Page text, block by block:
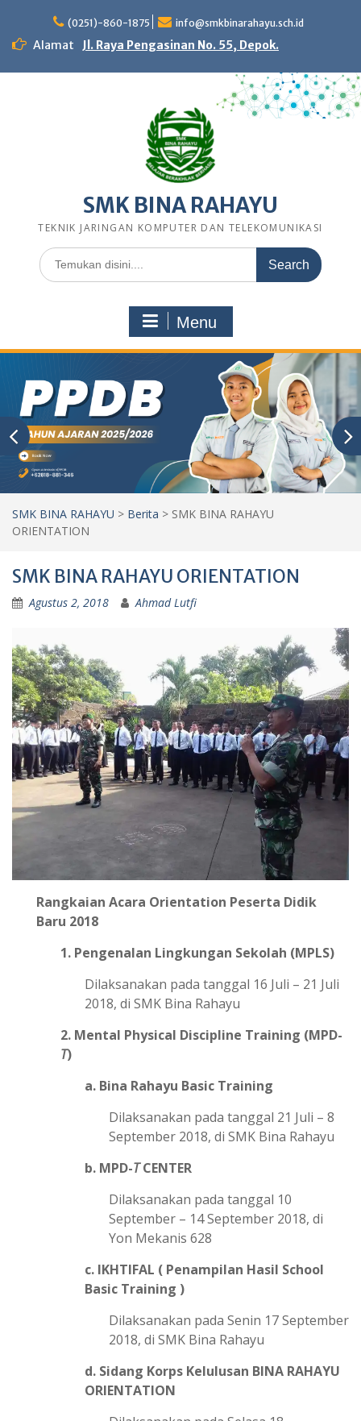
content
(0251)-860-1875 info@smkbinarahayu.sch.id
Alamat Jl. Raya Pengasinan No. 55, Depok.
SMK BINA RAHAYU
TEKNIK JARINGAN KOMPUTER DAN TELEKOMUNIKASI
Search
for:
Menu
SMK BINA RAHAYU > Berita > SMK BINA RAHAYU
ORIENTATION
SMK BINA RAHAYU ORIENTATION
Agustus 2, 2018 Ahmad Lutfi
Rangkaian Acara Orientation Peserta Didik
Baru 2018
1. Pengenalan Lingkungan Sekolah (MPLS)
Dilaksanakan pada tanggal 16 Juli – 21 Juli
2018, di SMK Bina Rahayu
2. Mental Physical Discipline Training (MPD-
T)
a. Bina Rahayu Basic Training
Dilaksanakan pada tanggal 21 Juli – 8
September 2018, di SMK Bina Rahayu
b. MPD-TCENTER
Dilaksanakan pada tanggal 10
September – 14 September 2018, di
Yon Mekanis 628
c. IKHTIFAL ( Penampilan Hasil School
Basic Training )
Dilaksanakan pada Senin 17 September
2018, di SMK Bina Rahayu
d. Sidang Korps Kelulusan BINA RAHAYU
ORIENTATION